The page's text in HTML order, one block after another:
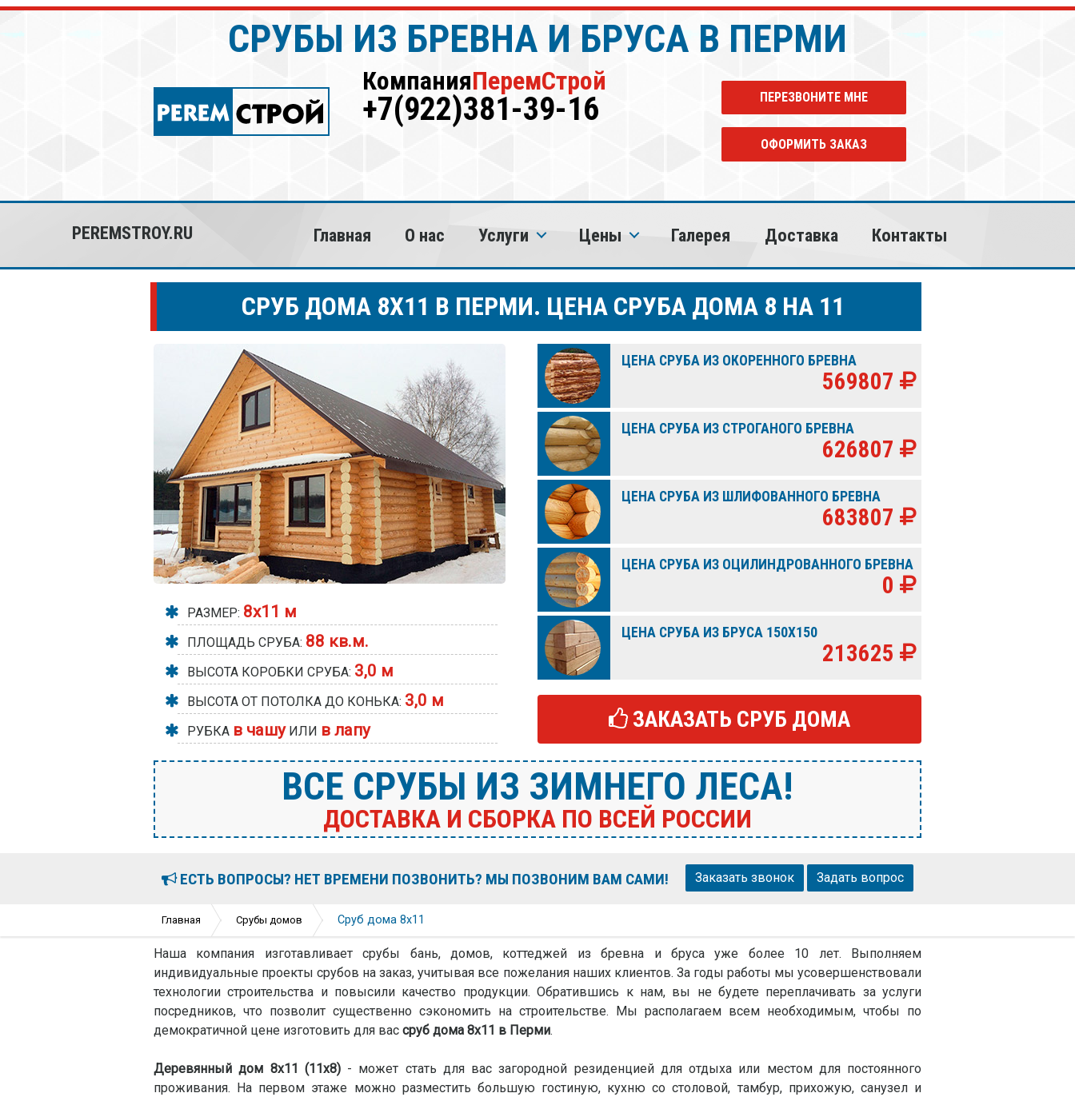
СРУБЫ ИЗ БРЕВНА И БРУСА В ПЕРМИ
КомпанияПеремСтрой
+7(922)381-39-16 ПЕРЕЗВОНИТЕ МНЕ
ОФОРМИТЬ ЗАКАЗ
PEREMSTROY.RU Главная О нас Услуги Цены Галерея Доставка Контакты
СРУБ ДОМА 8Х11 В ПЕРМИ. ЦЕНА СРУБА ДОМА 8 НА 11
РАЗМЕР: 8х11 м
ПЛОЩАДЬ СРУБА: 88 кв.м.
ВЫСОТА КОРОБКИ СРУБА: 3,0 м
ВЫСОТА ОТ ПОТОЛКА ДО КОНЬКА: 3,0 м
РУБКА в чашуИЛИ в лапу
ЦЕНА СРУБА ИЗ ОКОРЕННОГО БРЕВНА
569807
ЦЕНА СРУБА ИЗ СТРОГАНОГО БРЕВНА
626807
ЦЕНА СРУБА ИЗ ШЛИФОВАННОГО БРЕВНА
683807
ЦЕНА СРУБА ИЗ ОЦИЛИНДРОВАННОГО БРЕВНА
0
ЦЕНА СРУБА ИЗ БРУСА 150Х150
213625
ЗАКАЗАТЬ СРУБ ДОМА
ВСЕ CРУБЫ ИЗ ЗИМНЕГО ЛЕСА!
ДОСТАВКА И СБОРКА ПО ВСЕЙ РОССИИ
ЕСТЬ ВОПРОСЫ? НЕТ ВРЕМЕНИ ПОЗВОНИТЬ? МЫ ПОЗВОНИМ ВАМ САМИ! Заказать звонок Задать вопрос
Главная Срубы домов Сруб дома 8х11
Наша компания изготавливает срубы бань, домов, коттеджей из бревна и бруса уже более 10 лет. Выполняем
индивидуальные проекты срубов на заказ, учитывая все пожелания наших клиентов. За годы работы мы усовершенствовали
технологии строительства и повысили качество продукции. Обратившись к нам, вы не будете переплачивать за услуги
посредников, что позволит существенно сэкономить на строительстве. Мы располагаем всем необходимым, чтобы по
демократичной цене изготовить для вас сруб дома 8х11 в Перми.
Деревянный дом 8х11 (11х8)- может стать для вас загородной резиденцией для отдыха или местом для постоянного
проживания. На первом этаже можно разместить большую гостиную, кухню со столовой, тамбур, прихожую, санузел и